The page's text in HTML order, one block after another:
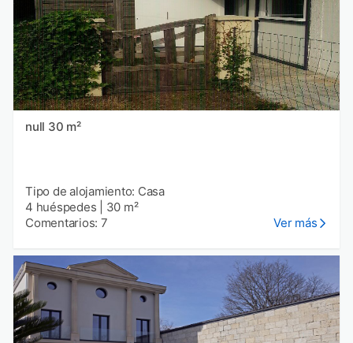
null 30 m²
Tipo de alojamiento: Casa
4 huéspedes
30 m²
Comentarios: 7
Ver más